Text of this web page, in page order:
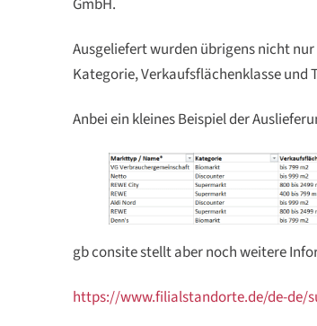
Ausgeliefert wurden übrigens nicht
Kategorie, Verkaufsflächenklasse und
Anbei ein kleines Beispiel der
gb consite stellt aber noch weitere
https://www.filialstandorte.de/de-de/